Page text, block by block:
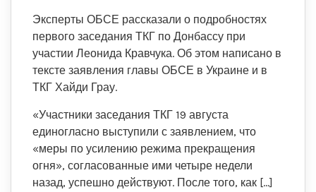
Эксперты ОБСЕ рассказали о подробностях
первого заседания ТКГ по Донбассу при
участии Леонида Кравчука. Об этом написано в
тексте заявления главы ОБСЕ в Украине и в
ТКГ Хайди Грау.
«Участники заседания ТКГ 19 августа
единогласно выступили с заявлением, что
«меры по усилению режима прекращения
огня», согласованные ими четыре недели
назад, успешно действуют. После того, как […]